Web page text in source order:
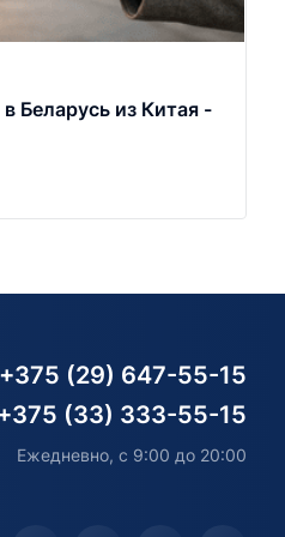
Беларусь из Китая -
+375 (29) 647-55-15
(33) 333-55-15
Ежедневно, с 9:00 до 20:00